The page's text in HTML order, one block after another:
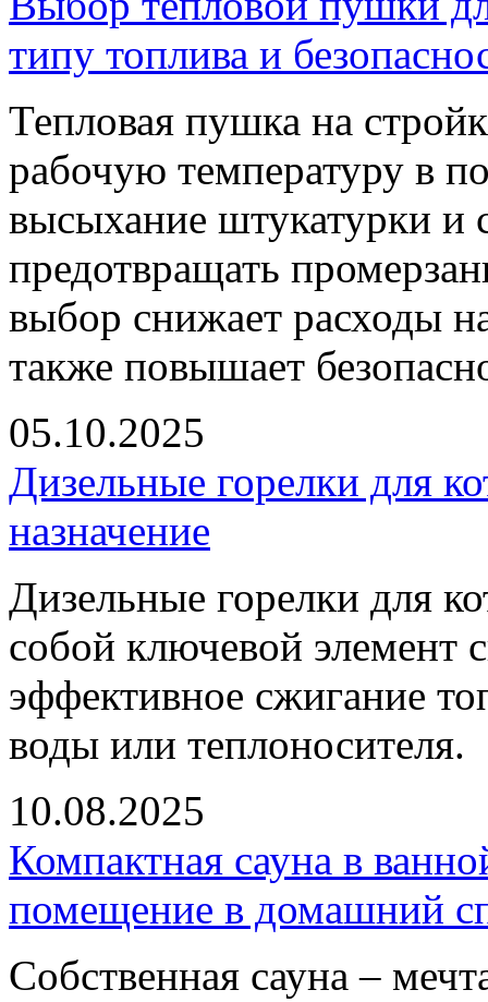
типу топлива и
Тепловая пушка на
рабочую температуру в
высыхание штукатурки и
предотвращать
выбор снижает расходы
также повышает
05.10.2025
Дизельные горелки для
назначение
Дизельные горелки для
собой ключевой элемент
эффективное сжигание
воды или теплоносителя.
10.08.2025
Компактная сауна в
помещение в домашний
Собственная сауна –